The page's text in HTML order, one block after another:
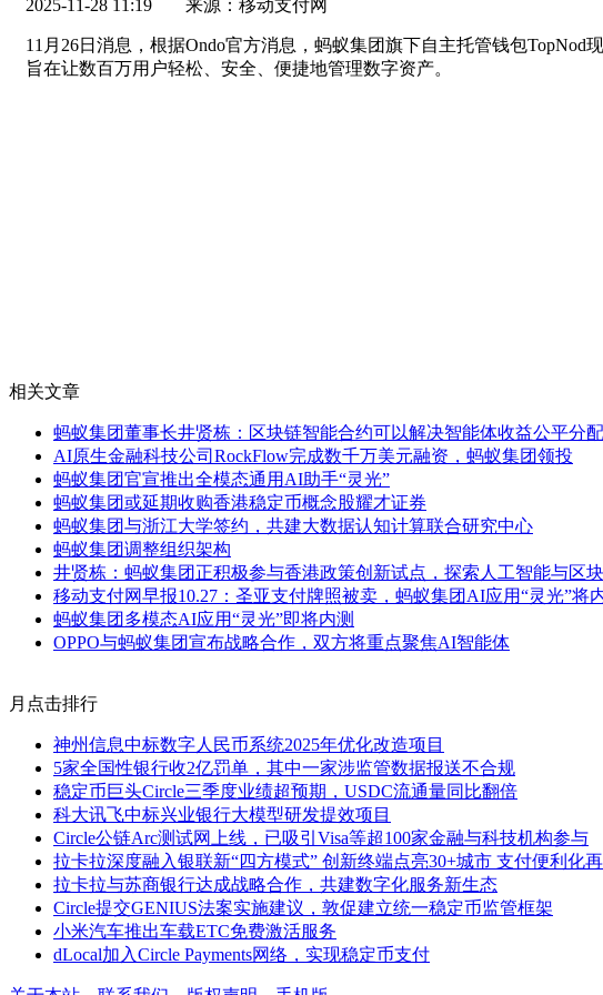
2025-11-28 11:19 来源：移动支付网
11月26日消息，根据Ondo官方消息，蚂蚁集团旗下自主托管钱包
旨在让数百万用户轻松、安全、便捷地管理数字资产。
相关文章
蚂蚁集团董事长井贤栋：区块链智能合约可以解决智能体收益公平分
AI原生金融科技公司RockFlow完成数千万美元融资，蚂蚁集团领投
蚂蚁集团官宣推出全模态通用AI助手“灵光”
蚂蚁集团或延期收购香港稳定币概念股耀才证券
蚂蚁集团与浙江大学签约，共建大数据认知计算联合研究中心
蚂蚁集团调整组织架构
井贤栋：蚂蚁集团正积极参与香港政策创新试点，探索人工智能与区
移动支付网早报10.27：圣亚支付牌照被卖，蚂蚁集团AI应用“灵光”将
蚂蚁集团多模态AI应用“灵光”即将内测
OPPO与蚂蚁集团宣布战略合作，双方将重点聚焦AI智能体
月点击排行
神州信息中标数字人民币系统2025年优化改造项目
5家全国性银行收2亿罚单，其中一家涉监管数据报送不合规
稳定币巨头Circle三季度业绩超预期，USDC流通量同比翻倍
科大讯飞中标兴业银行大模型研发提效项目
Circle公链Arc测试网上线，已吸引Visa等超100家金融与科技机构参与
拉卡拉深度融入银联新“四方模式” 创新终端点亮30+城市 支付便利化
拉卡拉与苏商银行达成战略合作，共建数字化服务新生态
Circle提交GENIUS法案实施建议，敦促建立统一稳定币监管框架
小米汽车推出车载ETC免费激活服务
dLocal加入Circle Payments网络，实现稳定币支付